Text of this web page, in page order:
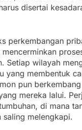
disertai
perkembangan
Setiap wilayah
yang membentuk
pun
mereka lalui.
di mana
saling melengkapi.